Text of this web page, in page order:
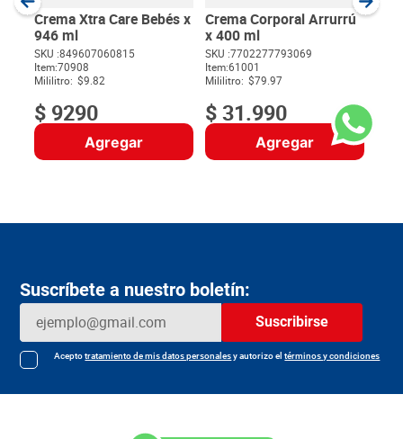
Crema Xtra Care Bebés x
946 ml
SKU :849607060815
Item:70908
Mililitro: $9.82
$ 9290
Agregar
Crema Corporal Arrurrú
x 400 ml
SKU :7702277793069
Item:61001
Mililitro: $79.97
$31.990
Agregar
Suscríbete a nuestro boletín:
Suscribirse
Aceptotratamiento de mis datos personalesy autorizo eltérminos y condiciones